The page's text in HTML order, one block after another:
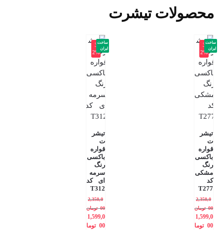
محصولات تیشرت
-3
2%
تیشر
ت
قواره
باکسی
رنگ
مشکی
کد
T277
2,350,0
00 تومان
1,599,0
00 توما
ساخت
ایران
-3
2%
تیشر
ت
قواره
باکسی
رنگ
سرمه
ای کد
T312
2,350,0
00 تومان
1,599,0
00 توما
ساخت
ایران